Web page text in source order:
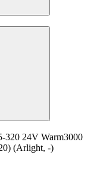
320 24V Warm3000
(Arlight, -)